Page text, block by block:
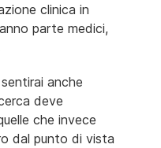
clinica in
parte medici,
anche
deve
che invece
dal punto di vista